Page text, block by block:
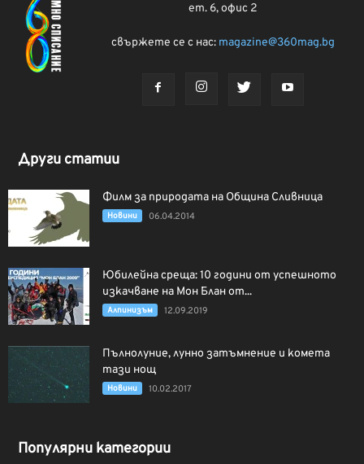
ет. 6, офис 2
свържете се с нас: magazine@360mag.bg
Други статии
Филм за природата на Община Сливница
Новини 06.04.2014
Юбилейна среща: 10 години от успешното
изкачване на Мон Блан от...
Алпинизъм 12.09.2019
Пълнолуние, лунно затъмнение и комета
тази нощ
Новини 10.02.2017
Популярни категории